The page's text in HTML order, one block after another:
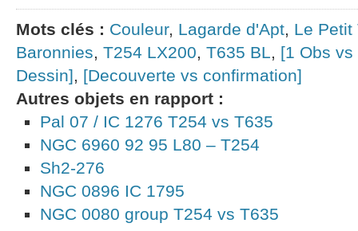
Mots clés : Couleur, Lagarde d'Apt, Le Petit
Baronnies, T254 LX200, T635 BL, [1 Obs vs
Dessin], [Decouverte vs confirmation]
Autres objets en rapport :
Pal 07 / IC 1276 T254 vs T635
NGC 6960 92 95 L80 – T254
Sh2-276
NGC 0896 IC 1795
NGC 0080 group T254 vs T635